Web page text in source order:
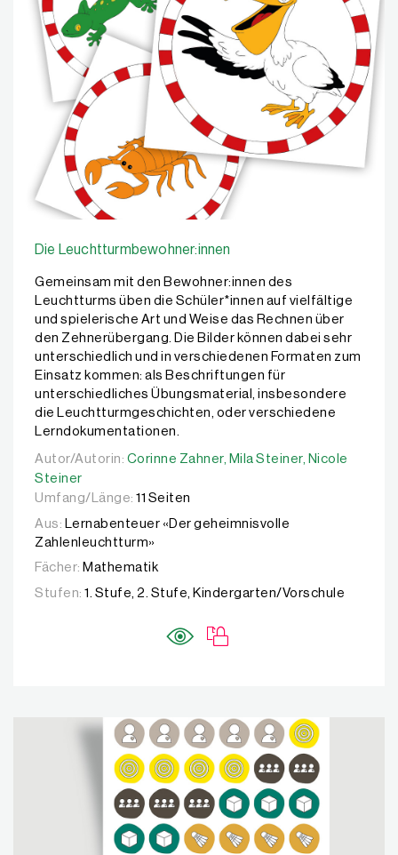
Die Leuchtturmbewohner:innen
Gemeinsam mit den Bewohner:innen des
Leuchtturms üben die Schüler*innen auf vielfältige
und spielerische Art und Weise das Rechnen über
den Zehnerübergang. Die Bilder können dabei sehr
unterschiedlich und in verschiedenen Formaten zum
Einsatz kommen: als Beschriftungen für
unterschiedliches Übungsmaterial, insbesondere
die Leuchtturmgeschichten, oder verschiedene
Lerndokumentationen.
Autor/Autorin: Corinne Zahner, Mila Steiner, Nicole Steiner
Autor/Autorin: Corinne Zahner, Mila Steiner, Nicole
Steiner
Umfang/Länge: 11 Seiten
Aus:
Lernabenteuer «Der geheimnisvolle
Zahlenleuchtturm»
Fächer: Mathematik
Stufen: 1. Stufe, 2. Stufe, Kindergarten/Vorschule